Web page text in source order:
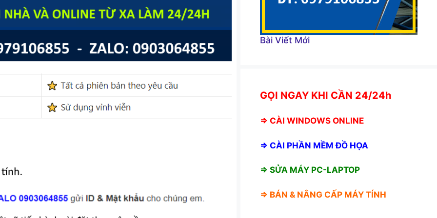
Bài Viết Mới
GỌI NGAY KHI CẦN 24/24h
⇒ CÀI WINDOWS ONLINE
⇒ CÀI PHẦN MỀM ĐỒ HỌA
⇒ SỬA MÁY PC-LAPTOP
⇒ BÁN & NÂNG CẤP MÁY TÍNH